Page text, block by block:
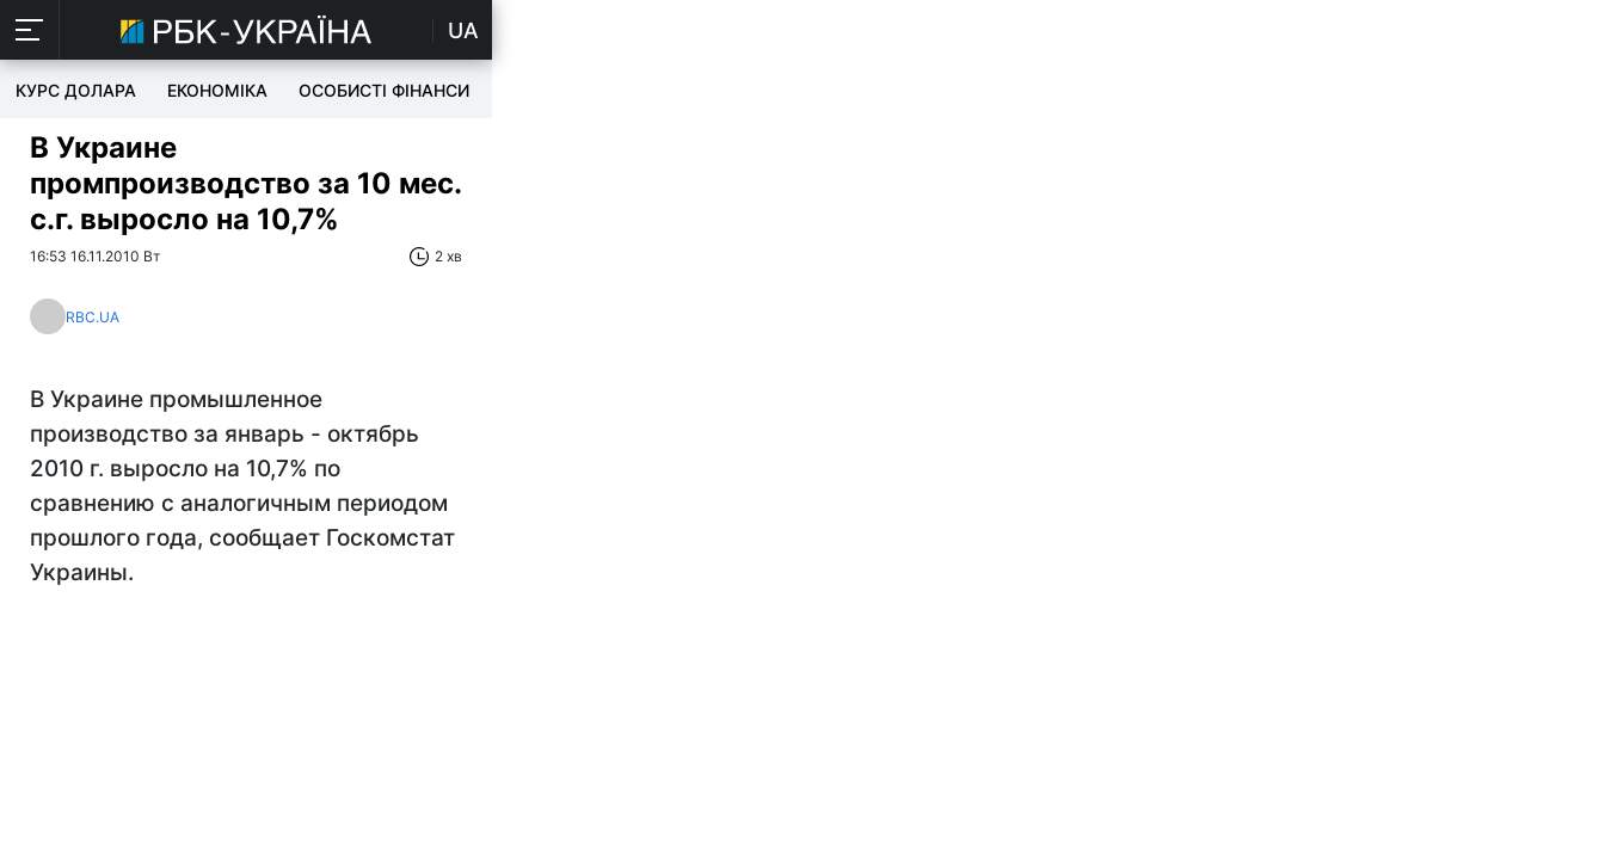
UA
КУРС ДОЛАРА ЕКОНОМІКА ОСОБИСТІ ФІНАНСИ
В Украине
промпроизводство за 10 мес.
с.г. выросло на 10,7%
16:53 16.11.2010 Вт 2 хв
RBC.UA
В Украине промышленное
производство за январь - октябрь
2010 г. выросло на 10,7% по
сравнению с аналогичным периодом
прошлого года, сообщает Госкомстат
Украины.